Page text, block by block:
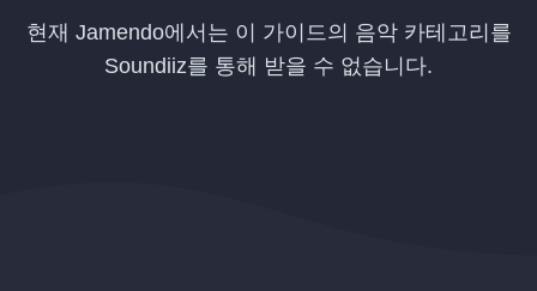
현재 Jamendo에서는 이 가이드의 음악 카테고리를
Soundiiz를 통해 받을 수 없습니다.